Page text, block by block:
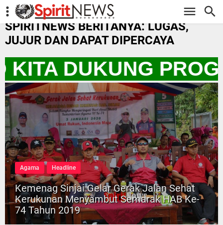
-->
SPIRITNEWS BERITANYA: LUGAS,
JUJUR DAN DAPAT DIPERCAYA
DUKUNG
Agama Headline
Kemenag Sinjai Gelar Gerak Jalan Sehat
Kerukunan Menyambut Semarak HAB Ke-
74 Tahun 2019